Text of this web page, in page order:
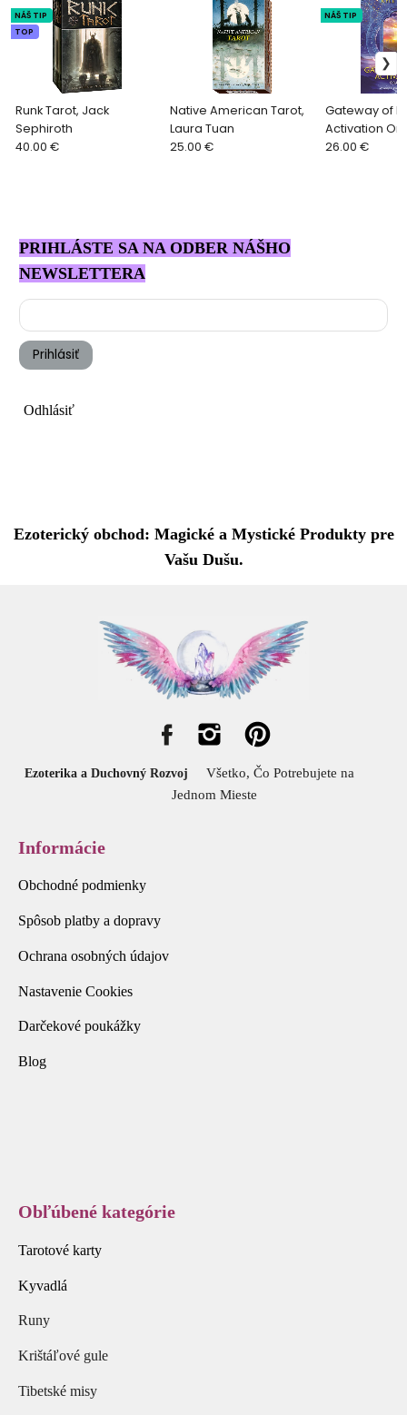
Runk Tarot, Jack
Sephiroth
NÁŠ TIP
TOP
40.00 €
Native American Tarot,
Laura Tuan
25.00 €
Gateway of
Activation
Gray
NÁŠ TIP
26.00 €
PRIHLÁSTE SA NA ODBER NÁŠHO
NEWSLETTERA
Prihlásiť
Odhlásiť
Ezoterický obchod: Magické a Mystické Produkty pre
Vašu Dušu.
Ezoterika a Duchovný Rozvoj
Všetko, Čo Potrebujete na
Jednom Mieste
Informácie
Obchodné podmienky
Spôsob platby a dopravy
Ochrana osobných údajov
Nastavenie Cookies
Darčekové poukážky
Blog
Obľúbené kategórie
Tarotové karty
Kyvadlá
Runy
Krištáľové gule
Tibetské misy